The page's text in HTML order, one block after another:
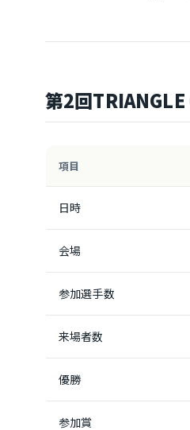
第2回TRIANGLE
項目
日時
会場
参加選手数
来場者数
優勝
参加賞